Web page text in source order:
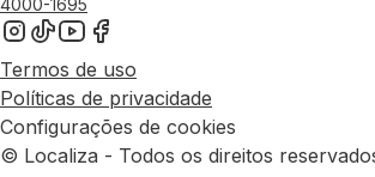
4000-1695
Termos de uso
Políticas de privacidade
Configurações de cookies
© Localiza - Todos os direitos